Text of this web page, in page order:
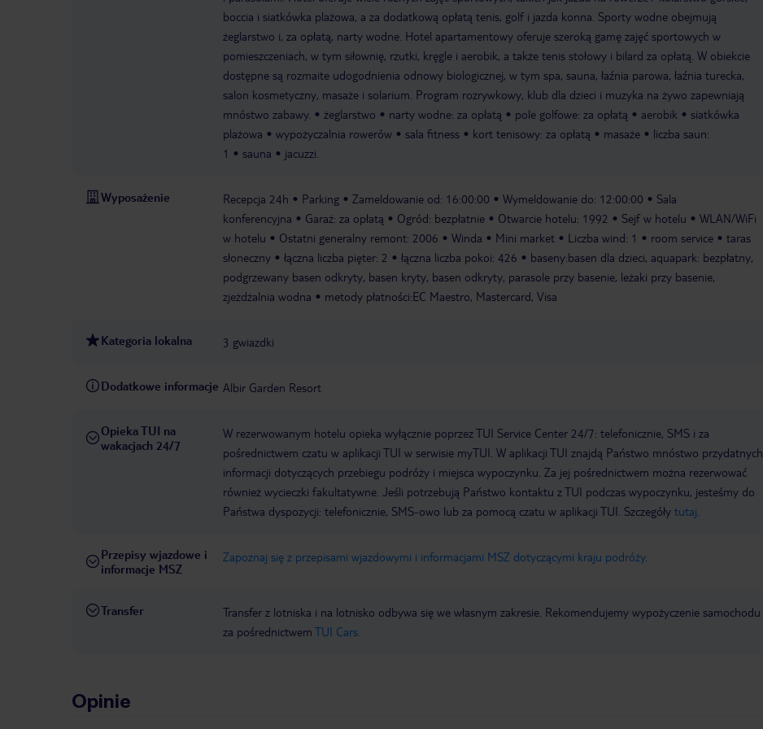
boccia i siatkówka plażowa, a za dodatkową opłatą tenis, golf i jazda konna. Sporty wodne obejmują
żeglarstwo i, za opłatą, narty wodne. Hotel apartamentowy oferuje szeroką gamę zajęć sportowych w
pomieszczeniach, w tym siłownię, rzutki, kręgle i aerobik, a także tenis stołowy i bilard za opłatą. W obiekcie
dostępne są rozmaite udogodnienia odnowy biologicznej, w tym spa, sauna, łaźnia parowa, łaźnia turecka,
salon kosmetyczny, masaże i solarium. Program rozrywkowy, klub dla dzieci i muzyka na żywo zapewniają
mnóstwo zabawy.
żeglarstwo narty wodne: za opłatą pole golfowe: za opłatą aerobik
siatkówka
plażowa
wypożyczalnia rowerów sala fitness kort tenisowy: za opłatą masaże
liczba saun:
1
sauna jacuzzi.
Wyposażenie Recepcja 24h Parking Zameldowanie od: 16:00:00 Wymeldowanie do: 12:00:00
Sala
konferencyjna
Garaż: za opłatą Ogród: bezpłatnie Otwarcie hotelu: 1992 Sejf w hotelu
WLAN/WiFi
w hotelu
Ostatni generalny remont: 2006 Winda Mini market Liczba wind: 1 room service
taras
słoneczny
łączna liczba pięter: 2 łączna liczba pokoi: 426
baseny:basen dla dzieci, aquapark: bezpłatny,
podgrzewany basen odkryty, basen kryty, basen odkryty, parasole przy basenie, leżaki przy basenie,
zjeżdżalnia wodna
metody płatności:EC Maestro, Mastercard, Visa
Kategoria lokalna 3 gwiazdki
Dodatkowe informacje Albir Garden Resort
Opieka TUI na
wakacjach 24/7
W rezerwowanym hotelu opieka wyłącznie poprzez TUI Service Center 24/7: telefonicznie, SMS i za
pośrednictwem czatu w aplikacji TUI w serwisie myTUI. W aplikacji TUI znajdą Państwo mnóstwo przydatnych
informacji dotyczących przebiegu podróży i miejsca wypoczynku. Za jej pośrednictwem można rezerwować
również wycieczki fakultatywne. Jeśli potrzebują Państwo kontaktu z TUI podczas wypoczynku, jesteśmy do
Państwa dyspozycji: telefonicznie, SMS-owo lub za pomocą czatu w aplikacji TUI. Szczegóły tutaj
Przepisy wjazdowe i
informacje MSZ
Zapoznaj się z przepisami wjazdowymi i informacjami MSZ dotyczącymi kraju podróży.
Transfer
Transfer z lotniska i na lotnisko odbywa się we własnym zakresie. Rekomendujemy wypożyczenie samochodu
za pośrednictwem TUI Cars.
Opinie